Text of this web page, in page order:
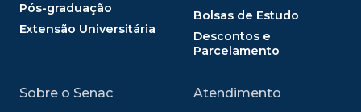
Pós-graduação
Extensão Universitária
Bolsas de Estudo
Descontos e
Parcelamento
Sobre o Senac Atendimento